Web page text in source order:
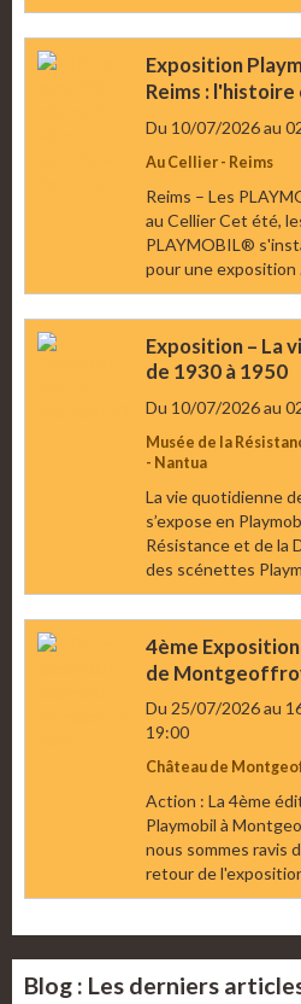
Exposition
Reims :
Du 10/07/2026au
Au Cellier - Reims
Reims – Les
au Cellier Cet été,
PLAYMOBIL®
pour une exposition
Exposition – La
de 1930 à 1950
Du 10/07/2026au
Musée de la
- Nantua
La vie quotidienne
s’expose en
Résistance et de la
des scénettes
4ème
de
Du 25/07/2026au
19:00
Château de
Action : La 4ème
Playmobil à
nous sommes ravis
retour de
Blog : Les derniers